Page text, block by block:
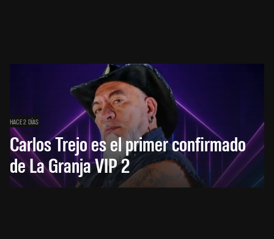
HACE 2 DÍAS
Carlos Trejo es el primer confirmado
de La Granja VIP 2